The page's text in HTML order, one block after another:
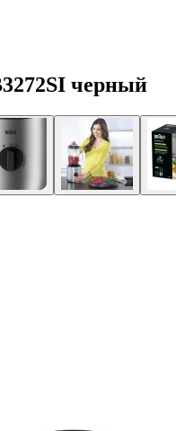
черный